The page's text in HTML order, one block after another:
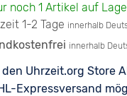
noch 1 Artikel auf
1-2 Tage innerhalb
innerhalb
den Uhrzeit.org Store
Expressversand